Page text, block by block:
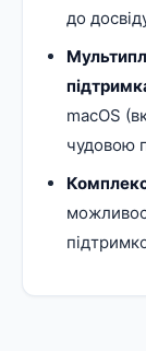
до
macOS
чудовою